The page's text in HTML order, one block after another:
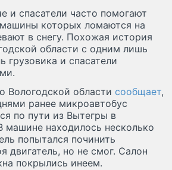
и спасатели часто помогают
которых ломаются на
в снегу. Похожая история
области с одним лишь
грузовика и спасатели
Вологодской области сообщает,
ранее микроавтобус
по пути из Вытегры в
машине находилось несколько
попытался починить
двигатель, но не смог. Салон
покрылись инеем.